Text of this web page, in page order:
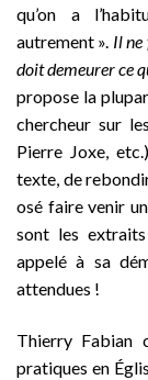
qu’on a
autrement ». Il ne
doit demeurer ce
propose la
chercheur sur
Pierre Joxe,
texte, de
osé faire venir
sont les extraits
appelé à sa
attendues !
Thierry Fabian
pratiques en